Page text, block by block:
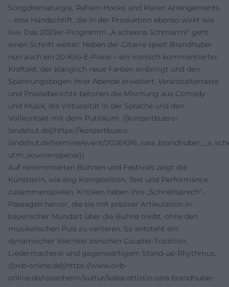
Songdramaturgie, Refrain-Hooks und klaren Arrangements
– eine Handschrift, die in der Produktion ebenso wirkt wie
live. Das 2025er-Programm „A scheena Schmarrn!“ geht
einen Schritt weiter: Neben der Gitarre spielt Brandhuber
nun auch ein 20-Kilo-E-Piano – ein ironisch kommentierter
Kraftakt, der klanglich neue Farben einbringt und den
Spannungsbogen ihrer Abende erweitert. Veranstaltertexte
und Presseberichte betonen die Mischung aus Comedy
und Musik, die Virtuosität in der Sprache und den
Vollkontakt mit dem Publikum. ([konzertbuero-
landshut.de](https://konzertbuero-
landshut.de/termine/event/
utm_source=openai))
Auf renommierten Bühnen und Festivals zeigt die
Künstlerin, wie eng Komposition, Text und Performance
zusammenspielen. Kritiken heben ihre „Schnellsprech“-
Passagen hervor, die sie mit präziser Artikulation in
bayerischer Mundart über die Bühne treibt, ohne den
musikalischen Puls zu verlieren. So entsteht ein
dynamischer Wechsel zwischen Couplet-Tradition,
Liedermacherei und gegenwärtigem Stand-up-Rhythmus.
([ovb-online.de](https://www.ovb-
online.de/rosenheim/kultur/kabarettistin-sara-brandhuber-